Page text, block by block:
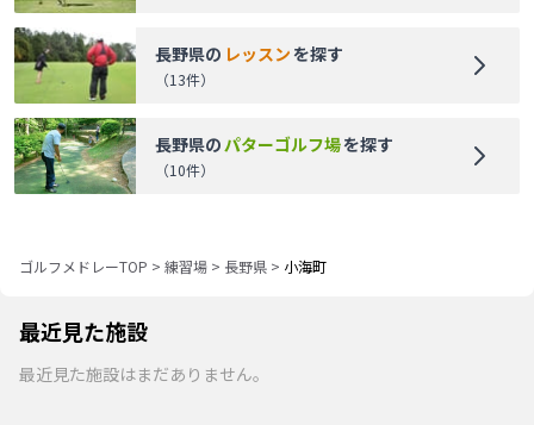
長野県の レッスンを探す
（13件）
長野県のパターゴルフ場を探す
（10件）
ゴルフメドレーTOP > 練習場 > 長野県 > 小海町
最近見た施設
最近見た施設はまだありません。